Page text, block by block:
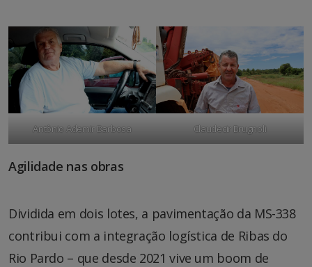
Antônio Ademir Barbosa Claudecir Brugnoli
Agilidade nas obras
Dividida em dois lotes, a pavimentação da MS-338
contribui com a integração logística de Ribas do
Rio Pardo – que desde 2021 vive um boom de